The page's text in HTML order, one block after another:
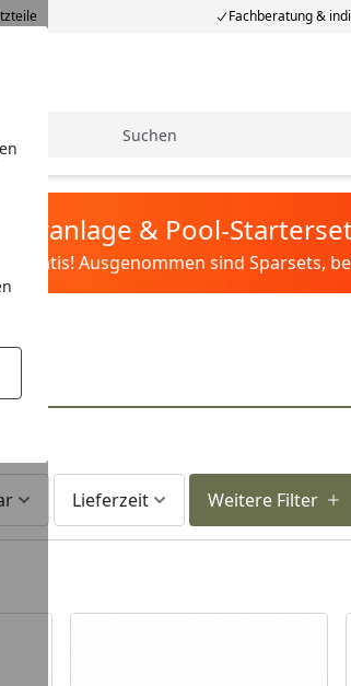
Fachberatung &
& Pool-
gratis! Ausgenommen sind Sparsets,
Lieferzeit Weitere Filter